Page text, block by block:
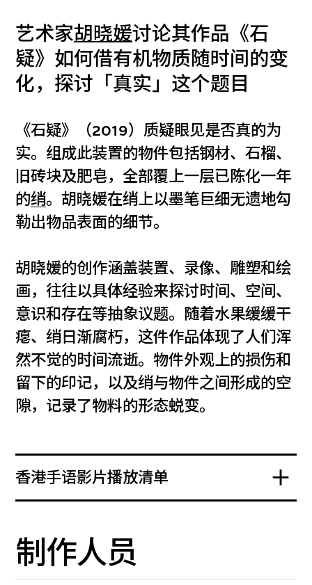
艺术家胡晓媛讨论其作品《石
疑》如何借有机物质随时间的变
化，探讨「真实」这个题目
《石疑》（2019）质疑眼见是否真的为
实。组成此装置的物件包括钢材、石榴、
旧砖块及肥皂，全部覆上一层已陈化一年
的绡。胡晓媛在绡上以墨笔巨细无遗地勾
勒出物品表面的细节。
胡晓媛的创作涵盖装置、录像、雕塑和绘
画，往往以具体经验来探讨时间、空间、
意识和存在等抽象议题。随着水果缓缓干
瘪、绡日渐腐朽，这件作品体现了人们浑
然不觉的时间流逝。物件外观上的损伤和
留下的印记，以及绡与物件之间形成的空
隙，记录了物料的形态蜕变。
香港手语影片播放清单
制作人员